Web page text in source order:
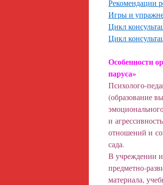
Рекомендации
Игры и
Цикл
Цикл
Особенности
паруса»
Психолого-
(образование
и
отношений и
сада.
В учреждении
предметно-
материала,